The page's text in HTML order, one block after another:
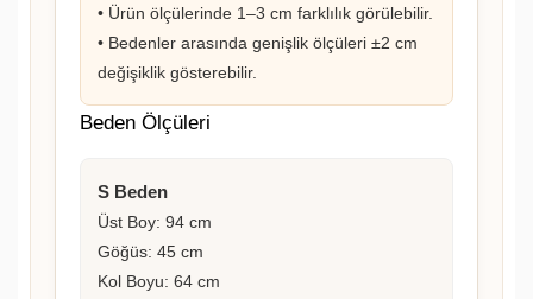
• Ürün ölçülerinde 1–3 cm farklılık görülebilir.
• Bedenler arasında genişlik ölçüleri ±2 cm
değişiklik gösterebilir.
Beden Ölçüleri
S Beden
Üst Boy: 94 cm
Göğüs: 45 cm
Kol Boyu: 64 cm